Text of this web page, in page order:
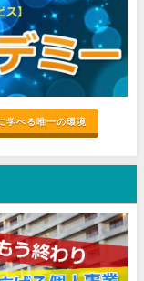
学べる唯一の環境